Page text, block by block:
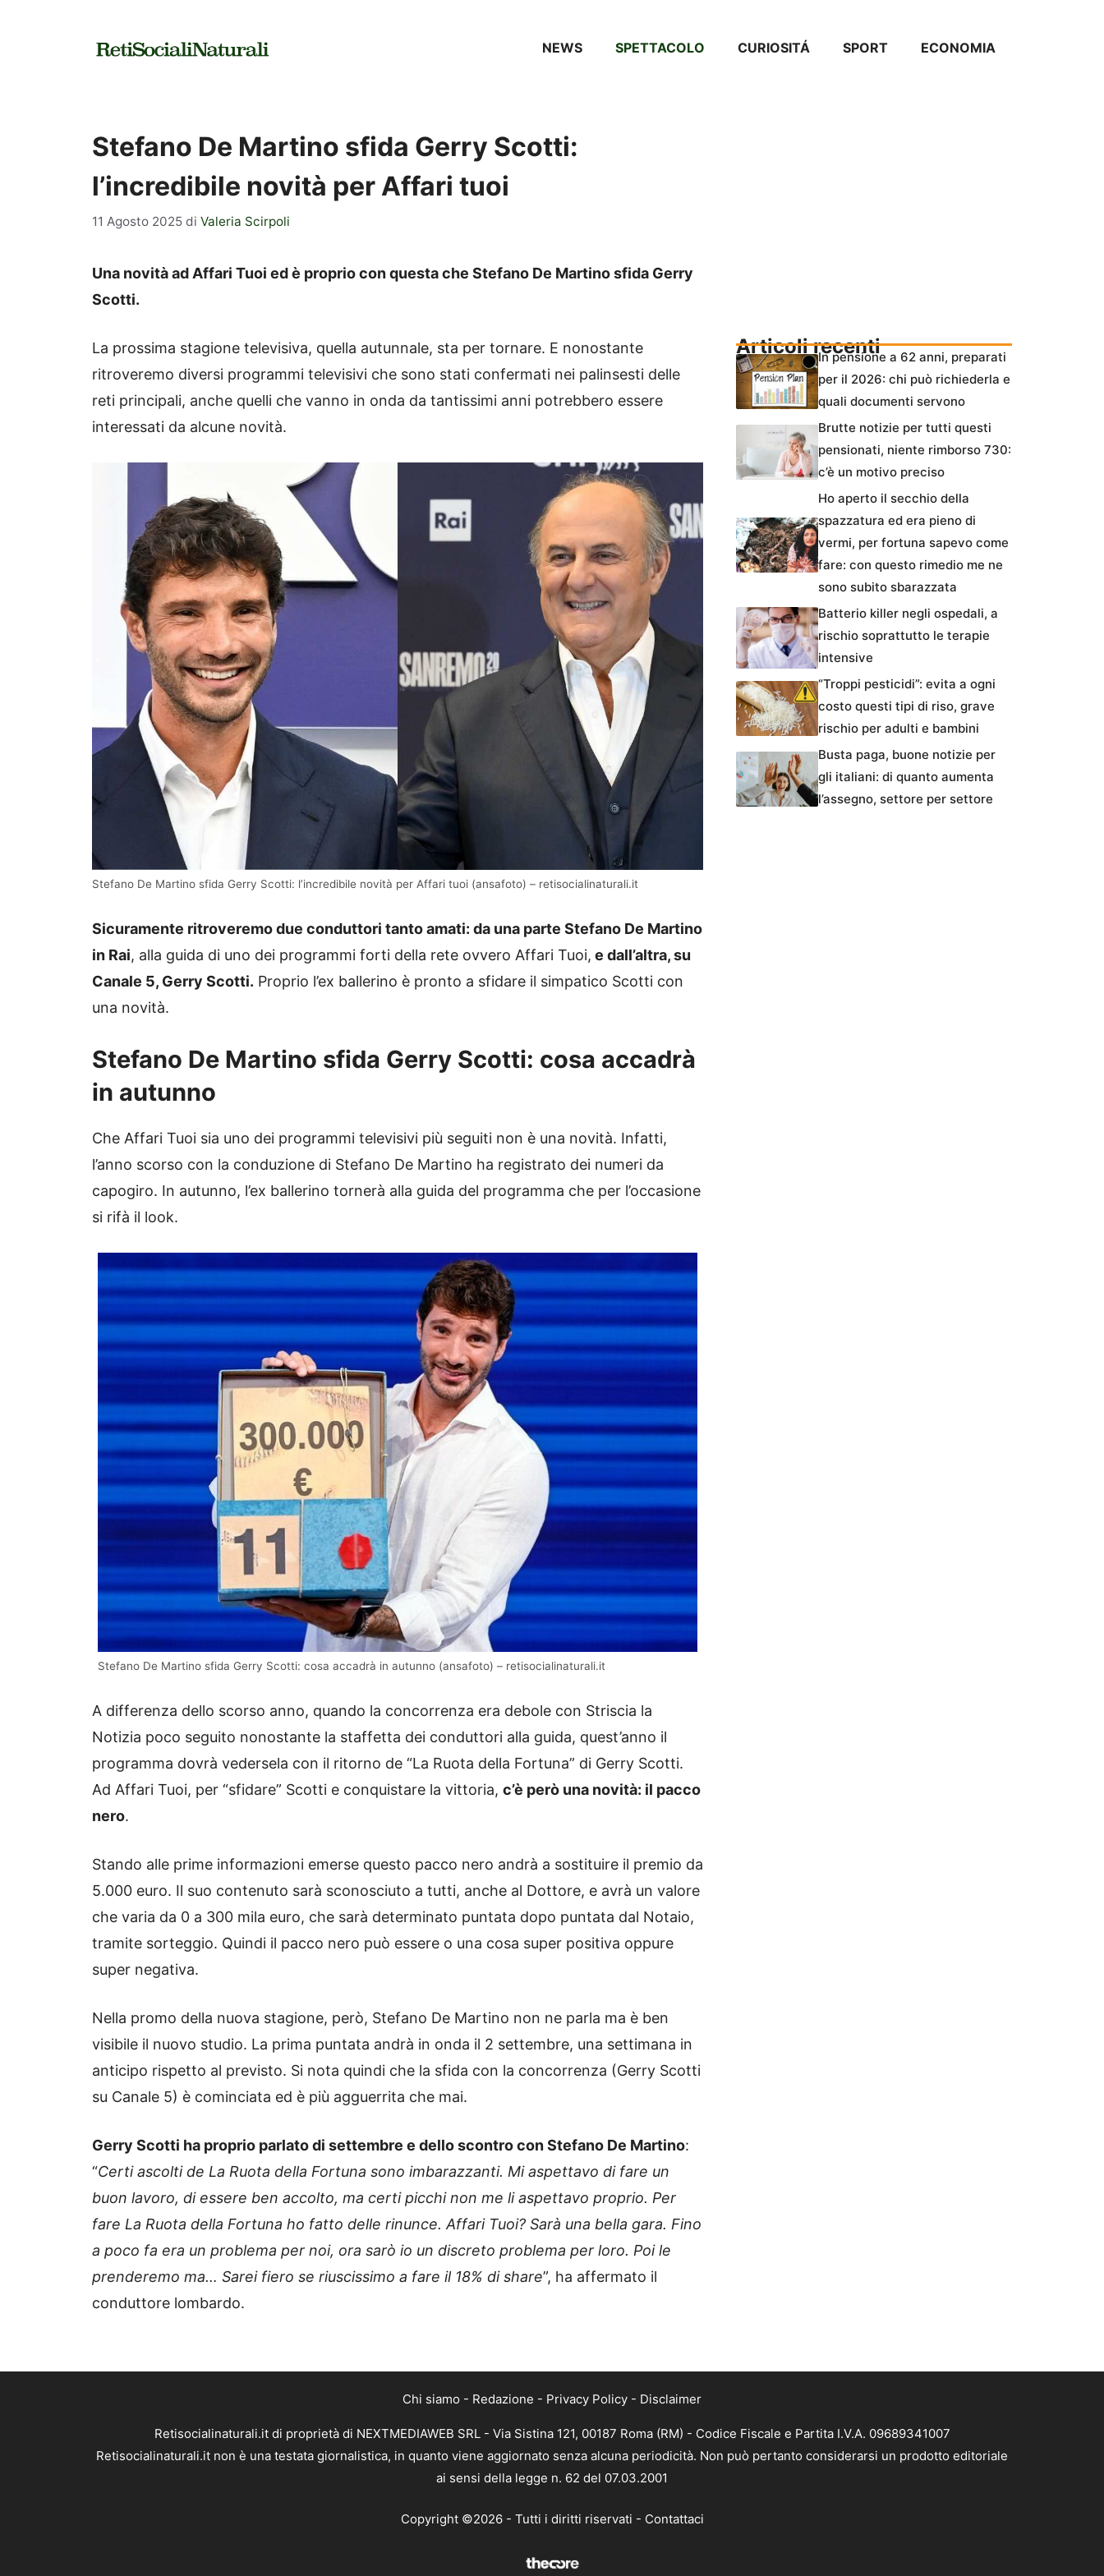
NEWS SPETTACOLO CURIOSITÁ SPORT ECONOMIA
Stefano De Martino sfida Gerry Scotti:
l’incredibile novità per Affari tuoi
11 Agosto 2025 di Valeria Scirpoli
Una novità ad Affari Tuoi ed è proprio con questa che Stefano De Martino sfida Gerry
Scotti.
La prossima stagione televisiva, quella autunnale, sta per tornare. E nonostante
ritroveremo diversi programmi televisivi che sono stati confermati nei palinsesti delle
reti principali, anche quelli che vanno in onda da tantissimi anni potrebbero essere
interessati da alcune novità.
Stefano De Martino sfida Gerry Scotti: l’incredibile novità per Affari tuoi (ansafoto) – retisocialinaturali.it
Sicuramente ritroveremo due conduttori tanto amati: da una parte Stefano De Martino
in Rai, alla guida di uno dei programmi forti della rete ovvero Affari Tuoi, e dall’altra, su
Canale 5, Gerry Scotti. Proprio l’ex ballerino è pronto a sfidare il simpatico Scotti con
una novità.
Stefano De Martino sfida Gerry Scotti: cosa accadrà
in autunno
Che Affari Tuoi sia uno dei programmi televisivi più seguiti non è una novità. Infatti,
l’anno scorso con la conduzione di Stefano De Martino ha registrato dei numeri da
capogiro. In autunno, l’ex ballerino tornerà alla guida del programma che per l’occasione
si rifà il look.
Stefano De Martino sfida Gerry Scotti: cosa accadrà in autunno (ansafoto) – retisocialinaturali.it
A differenza dello scorso anno, quando la concorrenza era debole con Striscia la
Notizia poco seguito nonostante la staffetta dei conduttori alla guida, quest’anno il
programma dovrà vedersela con il ritorno de “La Ruota della Fortuna” di Gerry Scotti.
Ad Affari Tuoi, per “sfidare” Scotti e conquistare la vittoria, c’è però una novità: il pacco
nero.
Stando alle prime informazioni emerse questo pacco nero andrà a sostituire il premio da
5.000 euro. Il suo contenuto sarà sconosciuto a tutti, anche al Dottore, e avrà un valore
che varia da 0 a 300 mila euro, che sarà determinato puntata dopo puntata dal Notaio,
tramite sorteggio. Quindi il pacco nero può essere o una cosa super positiva oppure
super negativa.
Nella promo della nuova stagione, però, Stefano De Martino non ne parla ma è ben
visibile il nuovo studio. La prima puntata andrà in onda il 2 settembre, una settimana in
anticipo rispetto al previsto. Si nota quindi che la sfida con la concorrenza (Gerry Scotti
su Canale 5) è cominciata ed è più agguerrita che mai.
Gerry Scotti ha proprio parlato di settembre e dello scontro con Stefano De Martino:
“Certi ascolti de La Ruota della Fortuna sono imbarazzanti. Mi aspettavo di fare un
buon lavoro, di essere ben accolto, ma certi picchi non me li aspettavo proprio. Per
fare La Ruota della Fortuna ho fatto delle rinunce. Affari Tuoi? Sarà una bella gara. Fino
a poco fa era un problema per noi, ora sarò io un discreto problema per loro. Poi le
prenderemo ma… Sarei fiero se riuscissimo a fare il 18% di share”, ha affermato il
conduttore lombardo.
Articoli recentiIn pensione a 62 anni, preparati
per il 2026: chi può richiederla e
quali documenti servono
Brutte notizie per tutti questi
pensionati, niente rimborso 730:
c’è un motivo preciso
Ho aperto il secchio della
spazzatura ed era pieno di
vermi, per fortuna sapevo come
fare: con questo rimedio me ne
sono subito sbarazzata
Batterio killer negli ospedali, a
rischio soprattutto le terapie
intensive
“Troppi pesticidi”: evita a ogni
costo questi tipi di riso, grave
rischio per adulti e bambini
Busta paga, buone notizie per
gli italiani: di quanto aumenta
l’assegno, settore per settore
Chi siamo - Redazione - Privacy Policy - Disclaimer
Retisocialinaturali.it di proprietà di NEXTMEDIAWEB SRL - Via Sistina 121, 00187 Roma (RM) - Codice Fiscale e Partita I.V.A. 09689341007
Retisocialinaturali.it non è una testata giornalistica, in quanto viene aggiornato senza alcuna periodicità. Non può pertanto considerarsi un prodotto editoriale
ai sensi della legge n. 62 del 07.03.2001
Copyright ©2026 - Tutti i diritti riservati - Contattaci